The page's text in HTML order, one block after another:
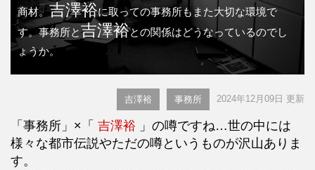
商材。吉澤裕に取っての事務所もまた大切な環境で
す。事務所と吉澤裕との関係はどうなっているのでし
ょうか。
吉澤裕 事務所 2024年12月09日 更新
「事務所」×「 吉澤裕 」の噂ですね…世の中には
様々な都市伝説やただの噂というものが沢山ありま
す。